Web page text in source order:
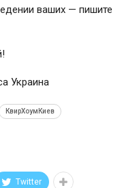
ваших — пишите
Украина
КвирХоумКиев
Twitter